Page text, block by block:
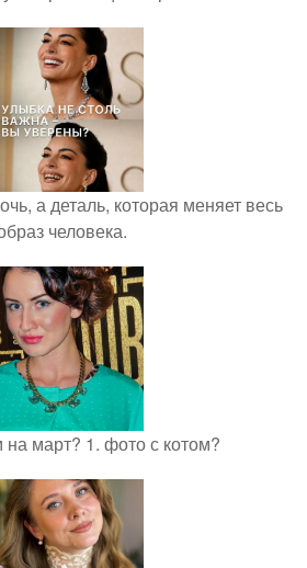
а деталь, которая меняет весь
человека.
март? 1. фото с котом?